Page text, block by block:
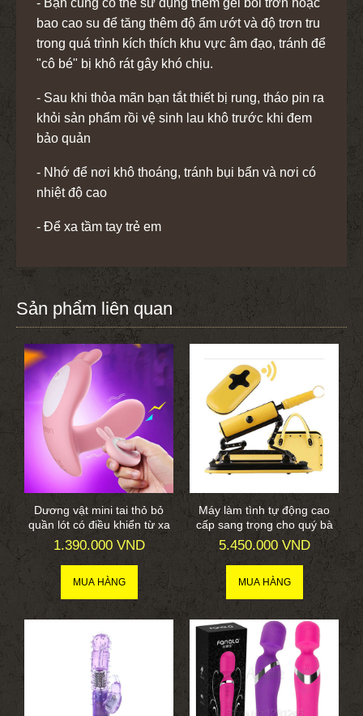
- Bạn cũng có thể sử dụng thêm gel bôi trơn hoặc
bao cao su để tăng thêm độ ẩm ướt và độ trơn tru
trong quá trình kích thích khu vực âm đạo, tránh để
"cô bé" bị khô rát gây khó chịu.
- Sau khi thỏa mãn bạn tắt thiết bị rung, tháo pin ra
khỏi sản phẩm rồi vệ sinh lau khô trước khi đem
bảo quản
- Nhớ để nơi khô thoáng, tránh bụi bẩn và nơi có
nhiệt độ cao
- Để xa tầm tay trẻ em
Sản phẩm liên quan
Dương vật mini tai thỏ bỏ
quần lót có điều khiển từ xa
1.390.000 VND
Máy làm tình tự động cao
cấp sang trọng cho quý bà
5.450.000 VND